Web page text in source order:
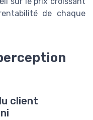
de chaque
client